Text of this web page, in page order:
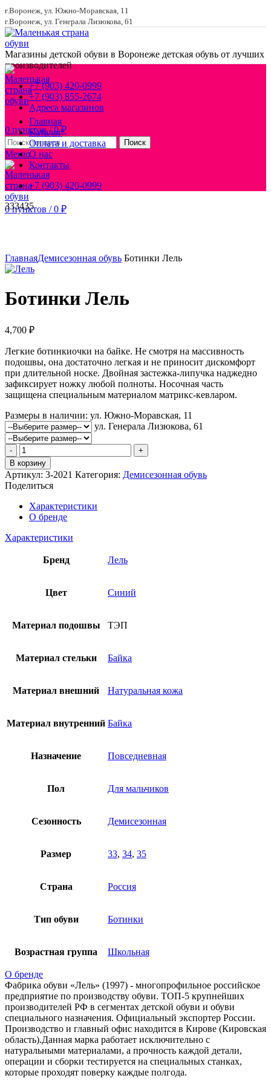
г.Воронеж, ул. Южно-Моравская, 11
г.Воронеж, ул. Генерала Лизюкова, 61
Магазины детской обуви в Воронеже детская обувь от лучших
производителей
+7 (903) 420-0999
+7 (903) 855-2674
Адреса магазинов
0 пунктов / 0₽
Поиск
Меню
0пунктов / 0 ₽
Главная
Каталог
Оплата и доставка
О нас
Контакты
+7 (903) 420-0999
333435
ГлавнаяДемисезонная обувь Ботинки Лель
Ботинки Лель
4,700 ₽
Легкие ботинкиочки на байке. Не смотря на массивность
подошвы, она достаточно легкая и не приносит дискомфорт
при длительной носке. Двойная застежка-липучка наджедно
зафиксирует ножку любой полноты. Носочная часть
защищена специальным материалом матрикс-кевларом.
Размеры в наличии: ул. Южно-Моравская, 11
ул. Генерала Лизюкова, 61
Количество
товара
Ботинки
Лель
В корзину
Артикул: 3-2021 Категория: Демисезонная обувь
Поделиться
Характеристики
О бренде
Характеристики
Бренд Лель
Цвет Синий
Материал подошвы ТЭП
Материал стельки Байка
Материал внешний Натуральная кожа
Материал внутренний Байка
Назначение Повседневная
Пол Для мальчиков
Сезонность Демисезонная
Размер 33, 34, 35
Страна Россия
Тип обуви Ботинки
Возрастная группа Школьная
О бренде
Фабрика обуви «Лель» (1997) - многопрофильное российское
предприятие по производству обуви. ТОП-5 крупнейших
производителей РФ в сегментах детской обуви и обуви
специального назначения. Официальный экспортер России.
Производство и главный офис находится в Кирове (Кировская
область).Данная марка работает исключительно с
натуральными материалами, а прочность каждой детали,
операции и сборки тестируется на специальных станках,
которые проходят поверку каждые полгода.